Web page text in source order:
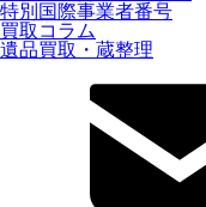
特別国際事業者番号
買取コラム
遺品買取・蔵整理